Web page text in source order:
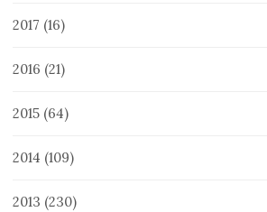
2017 (16)
2016 (21)
2015 (64)
2014 (109)
2013 (230)